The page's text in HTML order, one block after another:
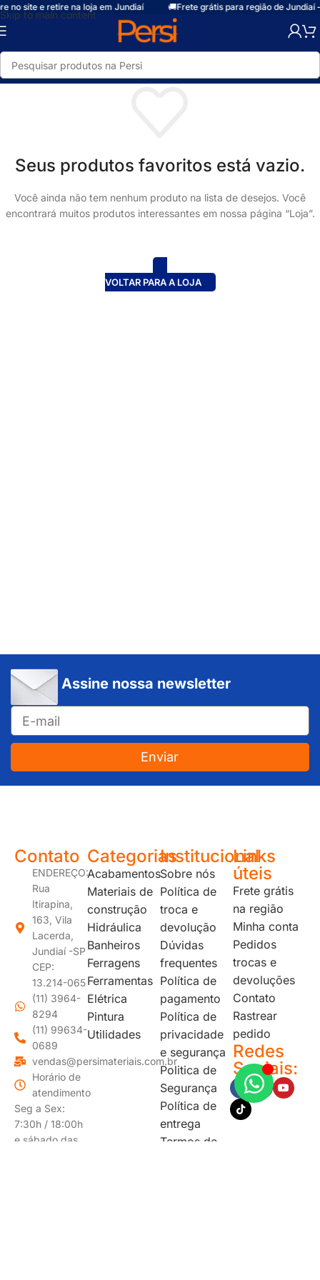
Skip to main content
site e retire na loja em Jundiaí Frete grátis para região de Jundiaí –
Seus produtos favoritos está vazio.
Você ainda não tem nenhum produto na lista de desejos. Você
encontrará muitos produtos interessantes em nossa página “Loja”.
VOLTAR PARA A LOJA
Assine nossa newsletter
Enviar
Contato
ENDEREÇO:
Rua
Itirapina,
163, Vila
Lacerda,
Jundiaí -SP
CEP:
13.214-065
(11) 3964-
8294
(11) 99634-
0689
vendas@persimateriais.com.br
Horário de
atendimento
Seg a Sex:
7:30h / 18:00h
e sábado das
Categorias
Acabamentos
Materiais de
construção
Hidráulica
Banheiros
Ferragens
Ferramentas
Elétrica
Pintura
Utilidades
Institucional
Sobre nós
Política de
troca e
devolução
Dúvidas
frequentes
Política de
pagamento
Política de
privacidade
e segurança
Politica de
Segurança
Política de
entrega
Termos de
Links
úteis
Frete grátis
na região
Minha conta
Pedidos
trocas e
devoluções
Contato
Rastrear
pedido
Redes
Sociais: